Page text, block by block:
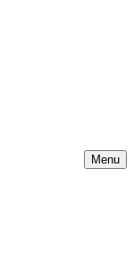
Menu